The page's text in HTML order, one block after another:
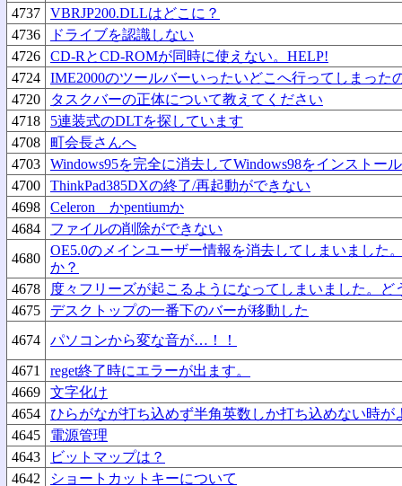
4737
VBRJP200.DLLはどこに？
4736
ドライブを認識しない
4726
CD-RとCD-ROMが同時に使えない。HELP!
4724
IME2000のツールバーいったいどこへ行ってしまった
4720
タスクバーの正体について教えてください
4718
5連装式のDLTを探しています
4708
町会長さんへ
4703
Windows95を完全に消去してWindows98をインストー
4700
ThinkPad385DXの終了/再起動ができない
4698
Celeron かpentiumか
4684
ファイルの削除ができない
4680
OE5.0のメインユーザー情報を消去してしまいました
か？
4678
度々フリーズが起こるようになってしまいました。ど
4675
デスクトップの一番下のバーが移動した
4674
パソコンから変な音が…！！
4671
reget終了時にエラーが出ます。
4669
文字化け
4654
ひらがなが打ち込めず半角英数しか打ち込めない時が
4645
電源管理
4643
ビットマップは？
4642
ショートカットキーについて